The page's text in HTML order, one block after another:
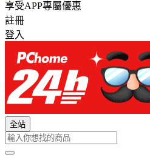
享受APP專屬優惠
註冊
登入
全站